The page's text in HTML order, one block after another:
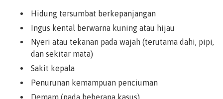
Hidung tersumbat berkepanjangan
Ingus kental berwarna kuning atau hijau
Nyeri atau tekanan pada wajah (terutama dahi, pipi,
dan sekitar mata)
Sakit kepala
Penurunan kemampuan penciuman
Demam (pada beberapa kasus)